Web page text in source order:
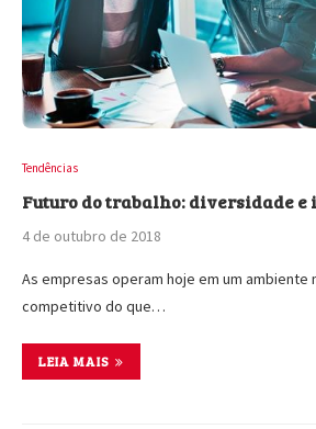
Tendências
Futuro do trabalho: diversidade e
4 de outubro de 2018
As empresas operam hoje em um ambiente
competitivo do que…
LEIA MAIS